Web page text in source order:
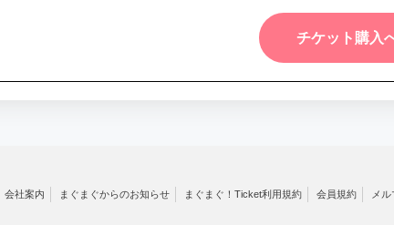
チケット購入
会社案内 まぐまぐからのお知らせ まぐまぐ！Ticket利用規約 会員規約 メ